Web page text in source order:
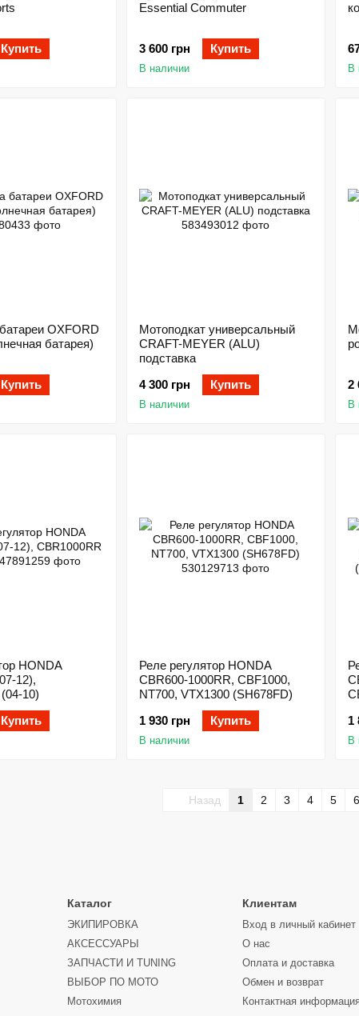
Купить
Essential Commuter
3 600 грн Купить
В наличии В
OXFORD
батарея)
Купить
Мотоподкат универсальный
CRAFT-MEYER (ALU)
подставка
4 300 грн
Купить
В наличии
2
В
HONDA
12),
10)
Купить
Реле регулятор HONDA
CBR600-1000RR, CBF1000,
NT700, VTX1300 (SH678FD)
1 930 грн
Купить
В наличии
1
В
Назад 1 2 3 4 5 6
Каталог
ЭКИПИРОВКА
АКСЕССУАРЫ
ЗАПЧАСТИ И ТUNING
ВЫБОР ПО МОТО
Мотохимия
Клиентам
Вход в личный кабинет
О нас
Оплата и доставка
Обмен и возврат
Контактная